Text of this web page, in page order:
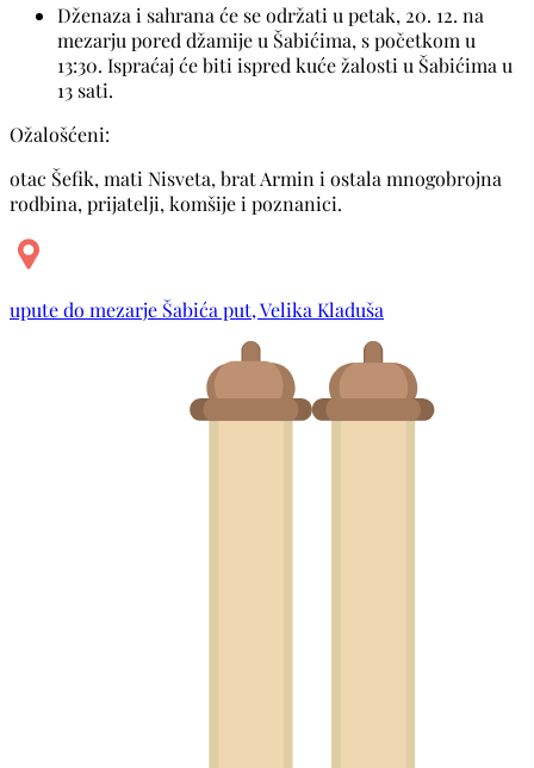
Dženaza i sahrana će se održati u petak, 20. 12. na
mezarju pored džamije u Šabićima, s početkom u
13:30. Ispraćaj će biti ispred kuće žalosti u Šabićima u
13 sati.
Ožalošćeni:
otac Šefik, mati Nisveta, brat Armin i ostala mnogobrojna
rodbina, prijatelji, komšije i poznanici.
upute do mezarje Šabića put, Velika Kladuša